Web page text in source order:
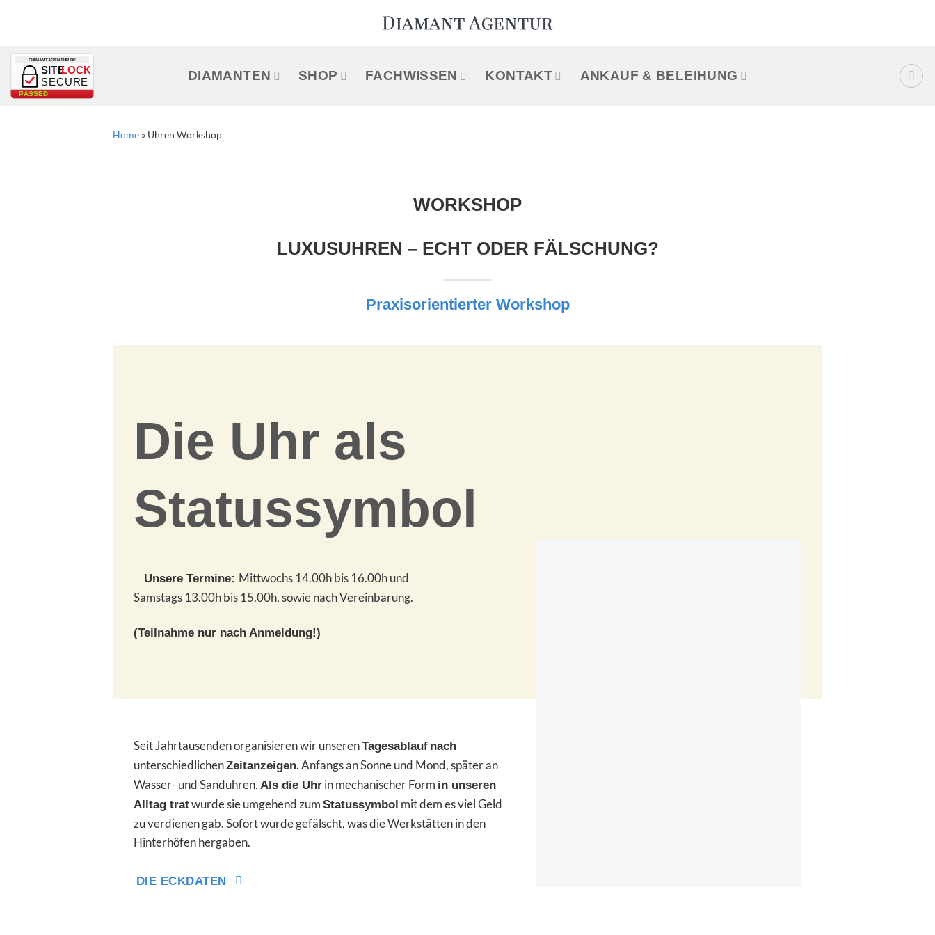
DIAMANTAGENTUR.DE
SITELOCK
SECURE
PASSED
DIAMANTEN SHOP FACHWISSEN KONTAKT ANKAUF & BELEIHUNG
Home » Uhren Workshop
WORKSHOP
LUXUSUHREN – ECHT ODER FÄLSCHUNG?
Praxisorientierter Workshop
Die Uhr als
Statussymbol
Unsere Termine: Mittwochs 14.00h bis 16.00h und
Samstags 13.00h bis 15.00h, sowie nach Vereinbarung.
(Teilnahme nur nach Anmeldung!)
Seit Jahrtausenden organisieren wir unserenTagesablauf nach
unterschiedlichenZeitanzeigen. Anfangs an Sonne und Mond, später an
Wasser- und Sanduhren. Als die Uhr in mechanischer Form in unseren
Alltag tratwurde sie umgehend zum Statussymbol mit dem es viel Geld
zu verdienen gab. Sofort wurde gefälscht, was die Werkstätten in den
Hinterhöfen hergaben.
DIE ECKDATEN